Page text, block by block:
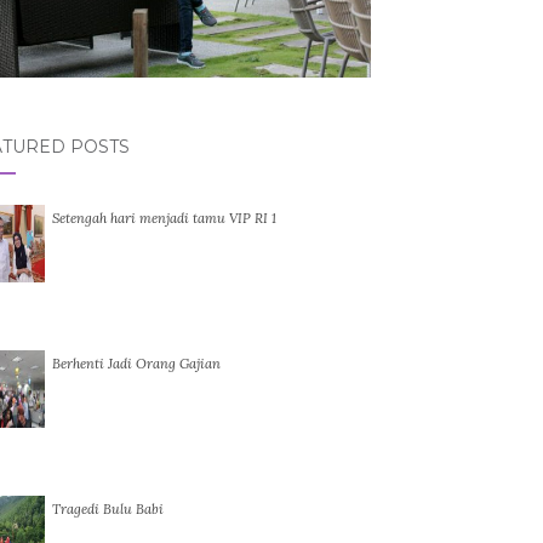
POSTS
Setengah hari menjadi tamu VIP RI 1
Berhenti Jadi Orang Gajian
Tragedi Bulu Babi